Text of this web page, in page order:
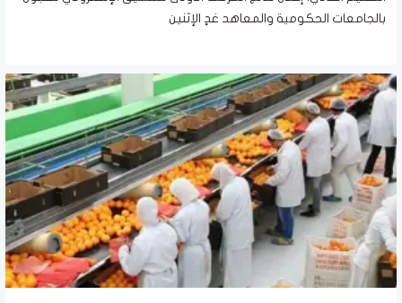
بالجامعات الحكومية والمعاهد غدٍ الإثنين